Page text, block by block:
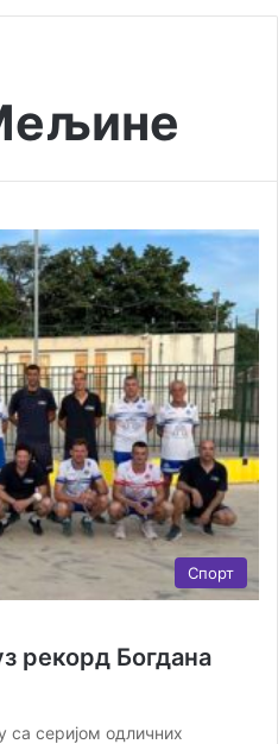
Спорт
рекорд Богдана
са серијом одличних